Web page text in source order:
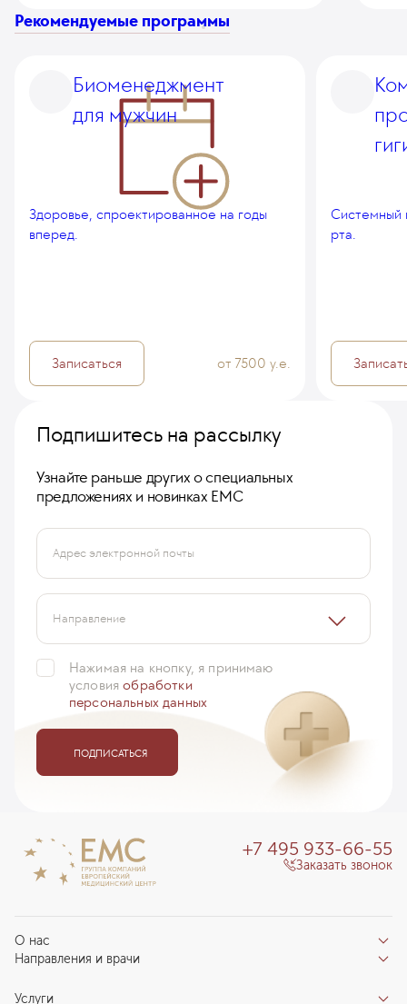
Рекомендуемые программы
Биоменеджмент
для мужчин
Здоровье, спроектированное на годы
вперед.
Записаться от 7500 у.е.
Системный
рта.
Подпишитесь на рассылку
Узнайте раньше других о специальных
предложениях и новинках ЕМС
Адрес электронной почты
Направление
Нажимая на кнопку, я принимаю
условияобработки
персональных данных
ПОДПИСАТЬСЯ
О нас
Отзывы пациентов
О клинике
Направления и врачи
Услуги
+7 495 933-66-55
Заказать звонок